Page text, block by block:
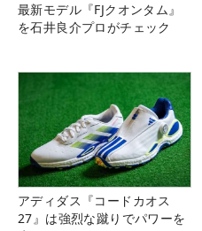
最新モデル『FJクオンタム』
を石井良介プロがチェック
アディダス『コードカオス
27』は強烈な蹴りでパワーを